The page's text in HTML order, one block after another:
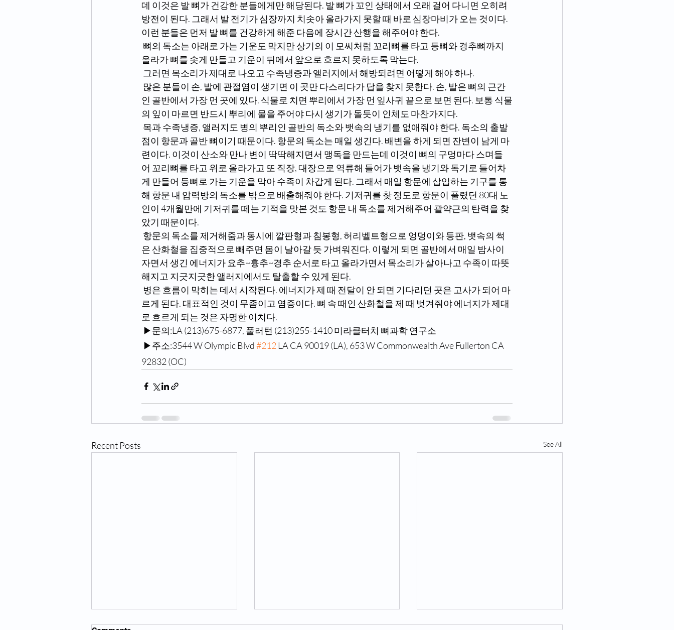
데 이것은 발 뼈가 건강한 분들에게만 해당된다. 발 뼈가 꼬인 상태에서 오래 걸어 다니면 오히려
방전이 된다. 그래서 발 전기가 심장까지 치솟아 올라가지 못할 때 바로 심장마비가 오는 것이다.
이런 분들은 먼저 발 뼈를 건강하게 해준 다음에 장시간 산행을 해주어야 한다.
올라가 뼈를 솟게 만들고 기운이 뒤에서 앞으로 흐르지 못하도록 막는다.
그러면 목소리가 제대로 나오고 수족냉증과 앨러지에서 해방되려면 어떻게 해야 하나.
인 골반에서 가장 먼 곳에 있다. 식물로 치면 뿌리에서 가장 먼 잎사귀 끝으로 보면 된다. 보통 식물
의 잎이 마르면 반드시 뿌리에 물을 주어야 다시 생기가 돌듯이 인체도 마찬가지다.
점이 항문과 골반 뼈이기 때문이다. 항문의 독소는 매일 생긴다. 배변을 하게 되면 잔변이 남게 마
련이다. 이것이 산소와 만나 변이 딱딱해지면서 맹독을 만드는데 이것이 뼈의 구멍마다 스며들
어 꼬리뼈를 타고 위로 올라가고 또 직장, 대장으로 역류해 들어가 뱃속을 냉기와 독기로 들어차
게 만들어 등뼈로 가는 기운을 막아 수족이 차갑게 된다. 그래서 매일 항문에 삽입하는 기구를 통
해 항문 내 압력방의 독소를 밖으로 배출해줘야 한다. 기저귀를 찾 정도로 항문이 풀렸던 80대 노
인이 4개월만에 기저귀를 떼는 기적을 맛본 것도 항문 내 독소를 제거해주어 괄약근의 탄력을 찾
았기 때문이다.
은 산화철을 집중적으로 빼주면 몸이 날아갈 듯 가벼워진다. 이렇게 되면 골반에서 매일 밤사이
자면서 생긴 에너지가 요추~흉추~경추 순서로 타고 올라가면서 목소리가 살아나고 수족이 따뜻
해지고 지긋지긋한 앨러지에서도 탈출할 수 있게 된다.
르게 된다. 대표적인 것이 무좀이고 염증이다. 뼈 속 때인 산화철을 제 때 벗겨줘야 에너지가 제대
로 흐르게 되는 것은 자명한 이치다.
▶문의:LA (213)675-6877, 풀러턴 (213)255-1410 미라클터치 뼈과학 연구소
▶주소:3544 W Olympic Blvd #212 LA CA 90019 (LA), 653 W Commonwealth Ave Fullerton CA
92832 (OC)
Recent Posts See All